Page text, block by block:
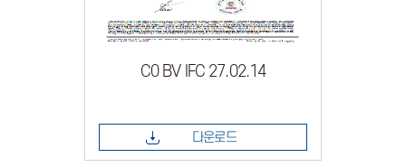
C0 BV IFC 27.02.14
다운로드